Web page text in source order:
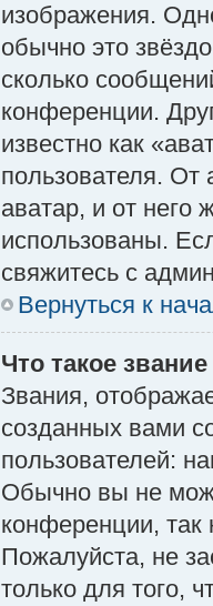
изображения.
обычно это
сколько
конференции.
известно как
пользователя. От
аватар, и от него
использованы.
свяжитесь с
Вернуться к
Что такое
Звания,
созданных вами
пользователей:
Обычно вы не
конференции, так
Пожалуйста, не
только для того,